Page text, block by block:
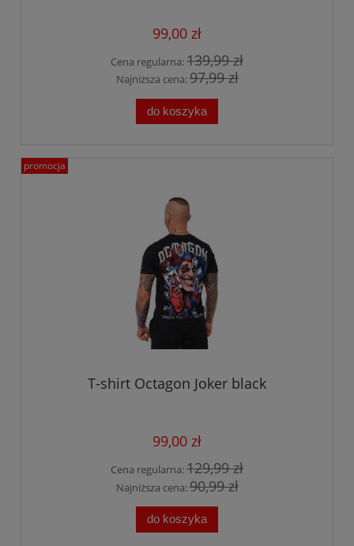
99,00 zł
Cena regularna:139,99 zł
Najniższa cena:97,99 zł
do koszyka
T-shirt Octagon Joker black
99,00 zł
Cena regularna:129,99 zł
Najniższa cena:90,99 zł
do koszyka
promocja